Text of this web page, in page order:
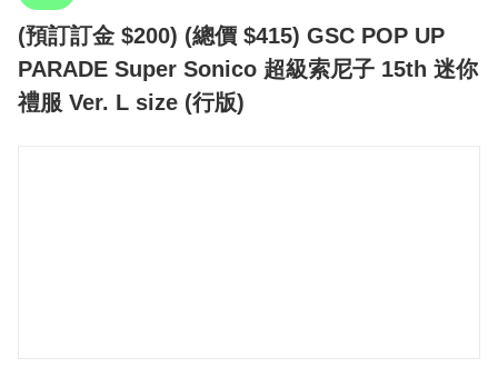
(預訂訂金 $200) (總價 $415) GSC POP UP
PARADE Super Sonico 超級索尼子 15th 迷你
禮服 Ver. L size (行版)